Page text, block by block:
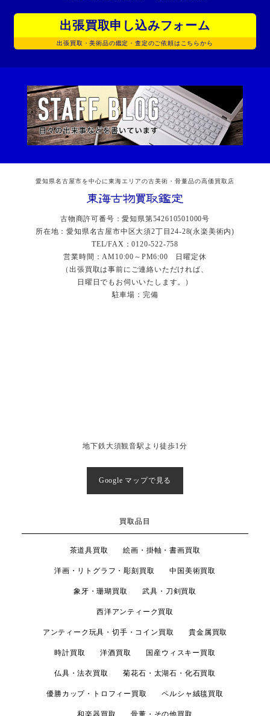
出張買取申し込みフォーム
出張買取・美術品の鑑定・査定のご依頼はこちらから
愛知県名古屋市を中心に東海エリアの古美術・骨董品の高価買取店
古物商許可番号：愛知県第542610501000号
所在地：愛知県名古屋市中区大須2丁目24-28(永楽美術内)
TEL/FAX：0120-522-758
営業時間：AM10:00～PM6:00 日曜定休
（出張買取は事前にご連絡いただければ、
日曜日でもお伺いいたします。）
駐車場：完備
地下鉄大須観音駅より徒歩1分
Google マップで見る
買取品目
茶道具買取 絵画・掛軸・書画買取
洋画・リトグラフ・彫刻買取 中国美術買取
象牙・珊瑚買取 武具・刀剣買取
西洋アンティーク買取
アンティーク玩具・切手・コイン買取 貴金属買取
時計買取 洋酒買取 国産ウィスキー買取
仏具・法衣買取 菊花石・太湖石・化石買取
優勝カップ・トロフィー買取 ペルシャ絨毯買取
和楽器買取 骨董・その他買取